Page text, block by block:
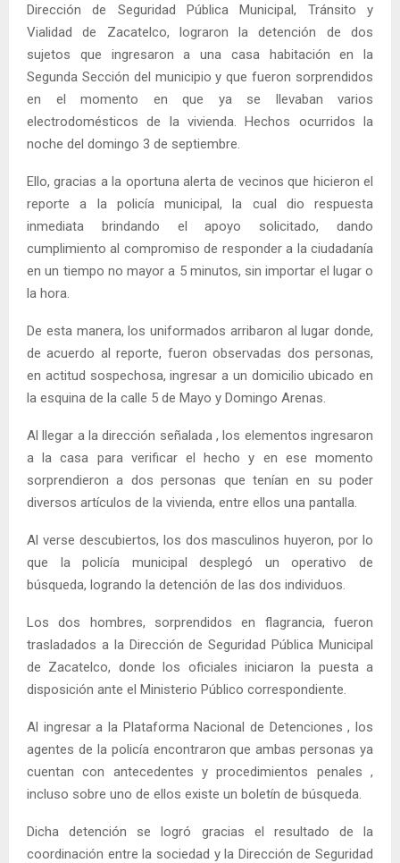
Dirección de Seguridad Pública Municipal, Tránsito y
Vialidad de Zacatelco, lograron la detención de dos
sujetos que ingresaron a una casa habitación en la
Segunda Sección del municipio y que fueron sorprendidos
en el momento en que ya se llevaban varios
electrodomésticos de la vivienda. Hechos ocurridos la
noche del domingo 3 de septiembre.
Ello, gracias a la oportuna alerta de vecinos que hicieron el
reporte a la policía municipal, la cual dio respuesta
inmediata brindando el apoyo solicitado, dando
cumplimiento al compromiso de responder a la ciudadanía
en un tiempo no mayor a 5 minutos, sin importar el lugar o
la hora.
De esta manera, los uniformados arribaron al lugar donde,
de acuerdo al reporte, fueron observadas dos personas,
en actitud sospechosa, ingresar a un domicilio ubicado en
la esquina de la calle 5 de Mayo y Domingo Arenas.
Al llegar a la dirección señalada , los elementos ingresaron
a la casa para verificar el hecho y en ese momento
sorprendieron a dos personas que tenían en su poder
diversos artículos de la vivienda, entre ellos una pantalla.
Al verse descubiertos, los dos masculinos huyeron, por lo
que la policía municipal desplegó un operativo de
búsqueda, logrando la detención de las dos individuos.
Los dos hombres, sorprendidos en flagrancia, fueron
trasladados a la Dirección de Seguridad Pública Municipal
de Zacatelco, donde los oficiales iniciaron la puesta a
disposición ante el Ministerio Público correspondiente.
Al ingresar a la Plataforma Nacional de Detenciones , los
agentes de la policía encontraron que ambas personas ya
cuentan con antecedentes y procedimientos penales ,
incluso sobre uno de ellos existe un boletín de búsqueda.
Dicha detención se logró gracias el resultado de la
coordinación entre la sociedad y la Dirección de Seguridad